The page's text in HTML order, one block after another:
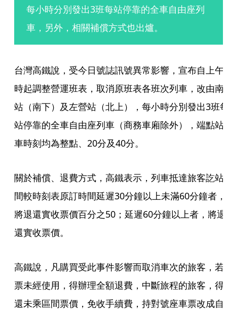
每小時分別發出3班每站停靠的全車自由座列
車，另外，相關補償方式也出爐。
台灣高鐵說，受今日號誌訊號異常影響，宣布自上午
時起調整營運班表，取消原班表各班次列車，改由南
站（南下）及左營站（北上），每小時分別發出3班
站停靠的全車自由座列車（商務車廂除外），端點站
車時刻均為整點、20分及40分。
關於補償、退費方式，高鐵表示，列車抵達旅客訖站
間較時刻表原訂時間延遲30分鐘以上未滿60分鐘者，
將退還實收票價百分之50；延遲60分鐘以上者，將退
還實收票價。
高鐵說，凡購買受此事件影響而取消車次的旅客，若
票未經使用，得辦理全額退費，中斷旅程的旅客，得
還未乘區間票價，免收手續費，持對號座車票改成自